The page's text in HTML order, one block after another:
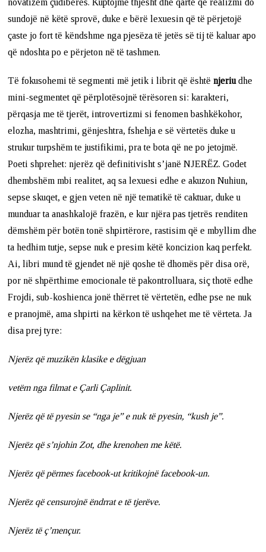
novatizëm çudibërës. Kuptojmë thjesht dhe qartë që realizmi do
sundojë në këtë sprovë, duke e bërë lexuesin që të përjetojë
çaste jo fort të këndshme nga pjesëza të jetës së tij të kaluar apo
që ndoshta po e përjeton në të tashmen.
Të fokusohemi të segmenti më jetik i librit që ështënjeriu dhe
mini-segmentet që përplotësojnë tërësoren si: karakteri,
përqasja me të tjerët, introvertizmi si fenomen bashkëkohor,
elozha, mashtrimi, gënjeshtra, fshehja e së vërtetës duke u
strukur turpshëm te justifikimi, pra te bota që ne po jetojmë.
Poeti shprehet: njerëz që definitivisht s’janë NJERËZ. Godet
dhembshëm mbi realitet, aq sa lexuesi edhe e akuzon Nuhiun,
sepse skuqet, e gjen veten në një tematikë të caktuar, duke u
munduar ta anashkalojë frazën, e kur njëra pas tjetrës renditen
dëmshëm për botën tonë shpirtërore, rastisim që e mbyllim dhe
ta hedhim tutje, sepse nuk e presim këtë koncizion kaq perfekt.
Ai, libri mund të gjendet në një qoshe të dhomës për disa orë,
por në shpërthime emocionale të pakontrolluara, siç thotë edhe
Frojdi, sub-koshienca jonë thërret të vërtetën, edhe pse ne nuk
e pranojmë, ama shpirti na kërkon të ushqehet me të vërteta. Ja
disa prej tyre:
Njerëz që muzikën klasike e dëgjuan
vetëm nga filmat e Çarli Çaplinit.
Njerëz që të pyesin se “nga je” e nuk të pyesin, “kush je”.
Njerëz që s’njohin Zot, dhe krenohen me këtë.
Njerëz që përmes facebook-ut kritikojnë facebook-un.
Njerëz që censurojnë ëndrrat e të tjerëve.
Njerëz të ç’mençur.